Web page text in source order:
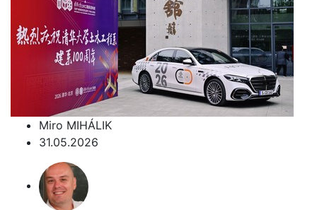
Miro MIHÁLIK
31.05.2026